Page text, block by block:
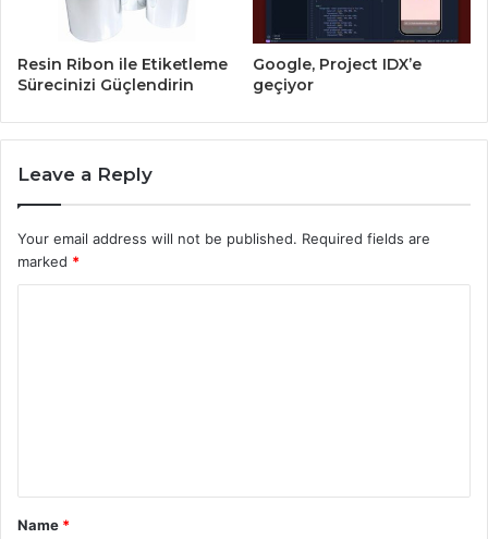
Resin Ribon ile Etiketleme
Sürecinizi Güçlendirin
Google, Project IDX’e
geçiyor
Leave a Reply
Your email address will not be published. Required fields are
marked *
t
*
Name *